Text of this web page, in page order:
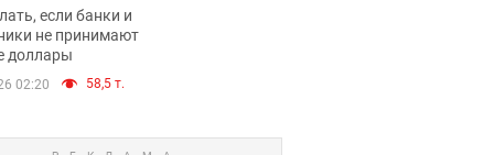
ли
и банки
купюры
если банки и
не принимают
доллары
02:20 58,5 т.